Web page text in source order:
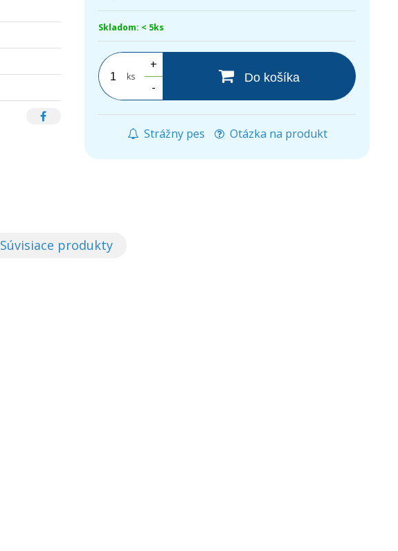
Skladom: < 5ks
ks
+
-
Do košíka
Strážny pes Otázka na produkt
Súvisiace produkty